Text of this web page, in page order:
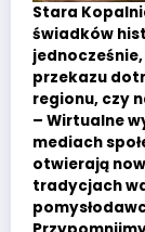
Stara
świadków
przekazu
regionu, czy
– Wirtualne
mediach
otwierają
tradycjach